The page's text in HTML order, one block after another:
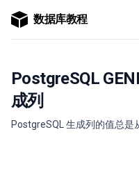
数据库教程
PostgreSQL
成列
PostgreSQL 生成列的值总是